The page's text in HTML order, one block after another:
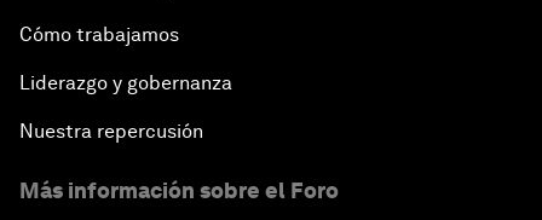
Cómo trabajamos
Liderazgo y gobernanza
Nuestra repercusión
Más información sobre el Foro